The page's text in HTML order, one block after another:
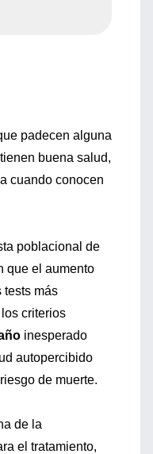
padecen alguna
buena salud,
cuando conocen
poblacional de
que el aumento
tests más
criterios
inesperado
autopercibido
de muerte.
de la
el tratamiento,